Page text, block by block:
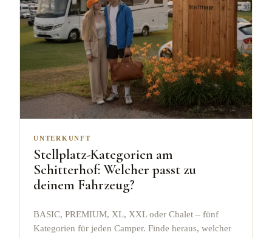
UNTERKUNFT
Stellplatz-Kategorien am
Schitterhof: Welcher passt zu
deinem Fahrzeug?
BASIC, PREMIUM, XL, XXL oder Chalet – fünf
Kategorien für jeden Camper. Finde heraus, welcher